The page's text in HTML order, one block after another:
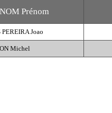
NOM Prénom
Joao
Michel